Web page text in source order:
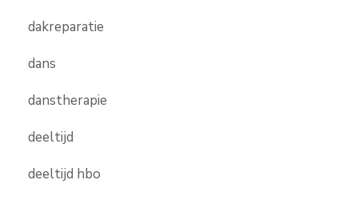
dakreparatie
dans
danstherapie
deeltijd
deeltijd hbo